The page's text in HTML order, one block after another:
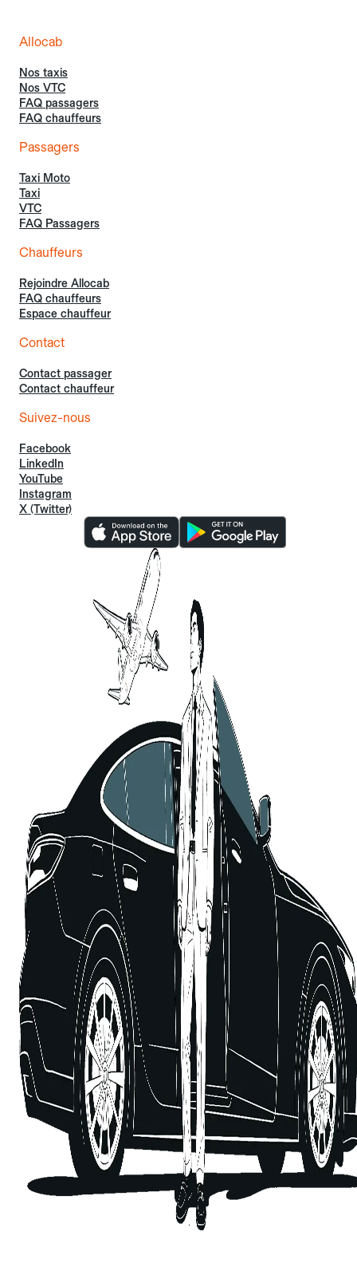
Allocab
Nos taxis
Nos VTC
FAQ passagers
FAQ chauffeurs
Passagers
Taxi Moto
Taxi
VTC
FAQ Passagers
Chauffeurs
Rejoindre Allocab
FAQ chauffeurs
Espace chauffeur
Contact
Contact passager
Contact chauffeur
Suivez-nous
Facebook
LinkedIn
YouTube
Instagram
X (Twitter)